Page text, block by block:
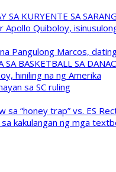
SA KURYENTE SA
Quiboloy,
Pangulong Marcos,
SA BASKETBALL SA
hiniling na ng Amerika
sa SC ruling
“honey trap” vs. ES
kakulangan ng mga